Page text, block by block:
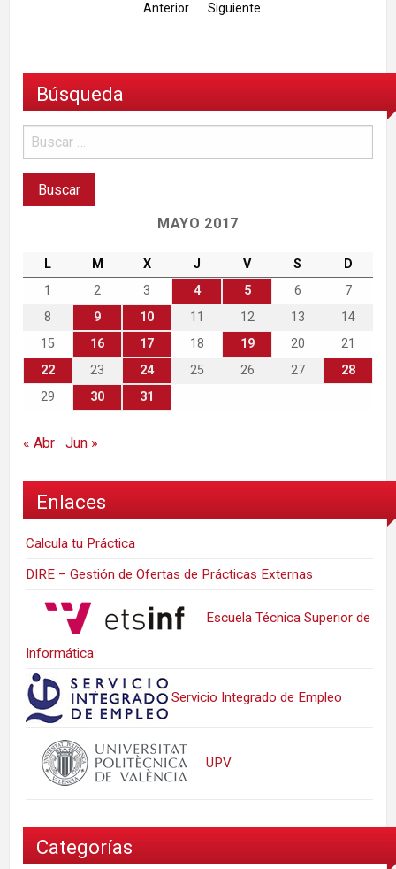
Anterior Siguiente
Búsqueda
MAYO 2017
L M X J V S
D
1
2 3 4 5 6
7
8
9 10 11 12 13
14
15
16 17 18 19 20
21
22
23 24 25 26 27
28
29
30 31
« Abr Jun »
Enlaces
Calcula tu Práctica
DIRE – Gestión de Ofertas de Prácticas Externas
Escuela Técnica Superior de
Informática
Servicio Integrado de Empleo
UPV
Categorías